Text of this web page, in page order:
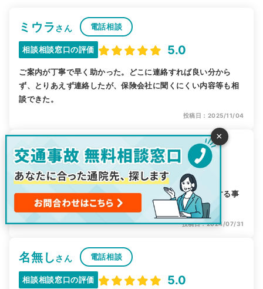
ミウラさん 電話相談
相談相談窓口の評価 5.0
ご案内が丁寧で早く助かった。どこに連絡すれば良い分から
ず、とりあえず連絡したが、保険会社に聞くにくい内容等も相
談できた。
投稿日：2025/11/04
sakuraさん 電話相談
相談相談窓口の評価 4.0
初めて使用したが、的確なアドバイスでスムーズに対応する事
ができ、非常に満足した。
投稿日：2024/07/31
名無しさん 電話相談
相談相談窓口の評価 5.0
×